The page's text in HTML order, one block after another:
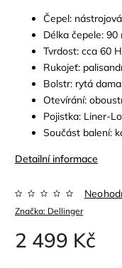
Čepel:
Délka čepele: 90
Tvrdost: cca 60
Rukojeť:
Bolstr: rytá
Otevírání:
Pojistka: Liner-
Součást balení:
Detailní informace
Značka: Dellinger
2 499 Kč